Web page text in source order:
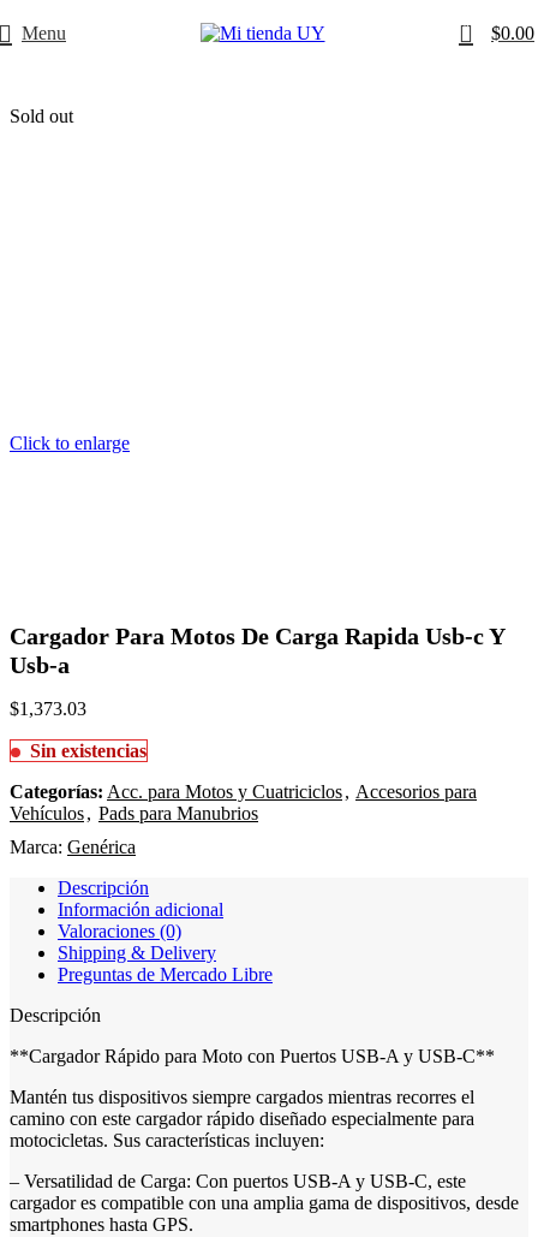
Menu 0 $0.00
Sold out
Click to enlarge
Cargador Para Motos De Carga Rapida Usb-c Y
Usb-a
$1,373.03
Sin existencias
Categorías: Acc. para Motos y Cuatriciclos, Accesorios para
Vehículos, Pads para Manubrios
Marca: Genérica
Descripción
Información adicional
Valoraciones (0)
Shipping & Delivery
Preguntas de Mercado Libre
Descripción
**Cargador Rápido para Moto con Puertos USB-A y USB-C**
Mantén tus dispositivos siempre cargados mientras recorres el
camino con este cargador rápido diseñado especialmente para
motocicletas. Sus características incluyen:
– Versatilidad de Carga: Con puertos USB-A y USB-C, este
cargador es compatible con una amplia gama de dispositivos, desde
smartphones hasta GPS.